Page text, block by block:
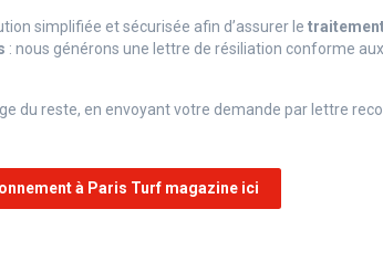
simplifiée et sécurisée afin d’assurer le
: nous générons une lettre de résiliation conforme
du reste, en envoyant votre demande par lettre
à Paris Turf magazine ici